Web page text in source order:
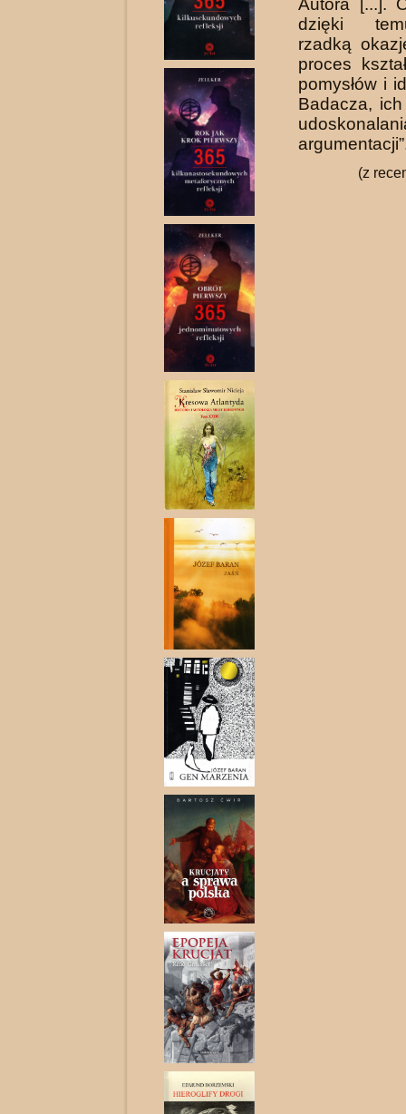
Autora [...].
dzięki
rzadką
proces
pomysłów i
Badacza,
(z